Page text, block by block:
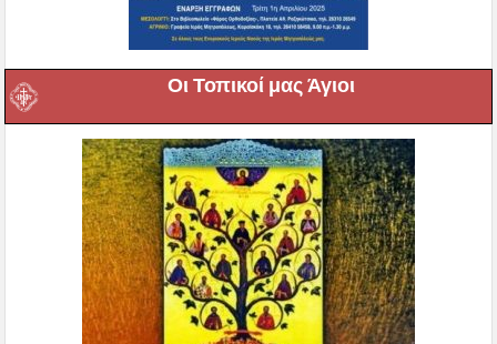
Οι Τοπικοί μας Άγιοι